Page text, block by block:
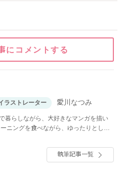
にコメントする
ラストレーター 愛川なつみ
暮らしながら、大好きなマンガを描い
ニングを食べながら、ゆったりとした
執筆記事一覧